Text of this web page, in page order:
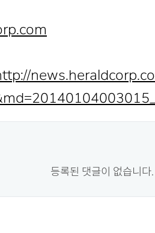
등록된 댓글이 없습니다.